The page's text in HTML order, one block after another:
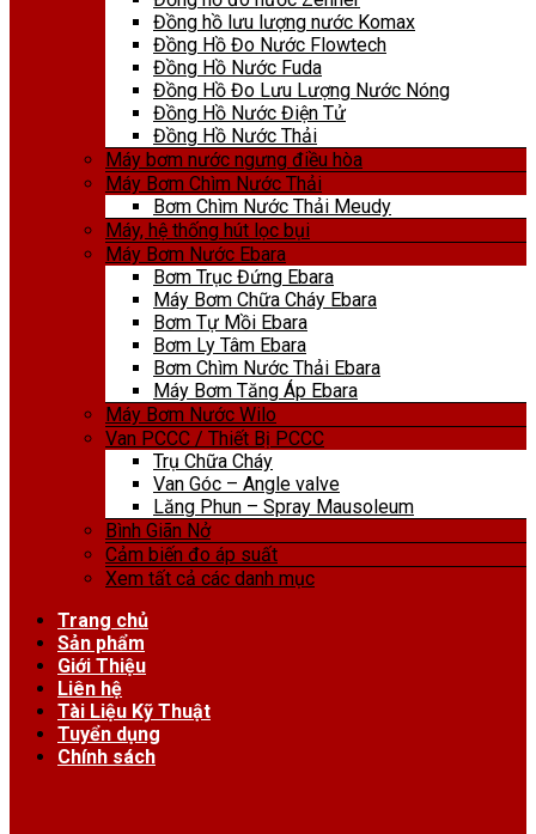
Đồng hồ lưu lượng nước Komax
Đồng Hồ Đo Nước Flowtech
Đồng Hồ Nước Fuda
Đồng Hồ Đo Lưu Lượng Nước Nóng
Đồng Hồ Nước Điện Tử
Đồng Hồ Nước Thải
Máy bơm nước ngưng điều hòa
Máy Bơm Chìm Nước Thải
Bơm Chìm Nước Thải Meudy
Máy, hệ thống hút lọc bụi
Máy Bơm Nước Ebara
Bơm Trục Đứng Ebara
Máy Bơm Chữa Cháy Ebara
Bơm Tự Mồi Ebara
Bơm Ly Tâm Ebara
Bơm Chìm Nước Thải Ebara
Máy Bơm Tăng Áp Ebara
Máy Bơm Nước Wilo
Van PCCC / Thiết Bị PCCC
Trụ Chữa Cháy
Van Góc – Angle valve
Lăng Phun – Spray Mausoleum
Bình Giãn Nở
Cảm biến đo áp suất
Xem tất cả các danh mục
Trang chủ
Sản phẩm
Giới Thiệu
Liên hệ
Tài Liệu Kỹ Thuật
Tuyển dụng
Chính sách